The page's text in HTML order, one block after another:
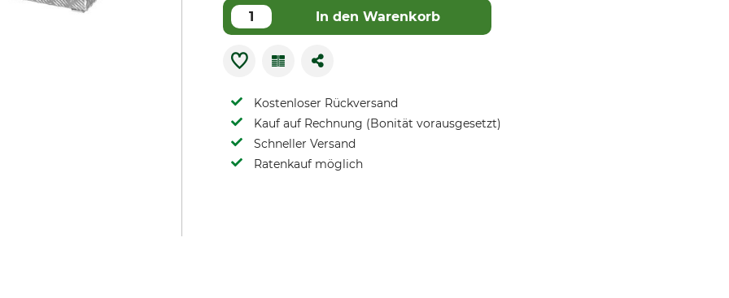
In den Warenkorb
Kostenloser Rückversand
Kauf auf Rechnung (Bonität vorausgesetzt)
Schneller Versand
Ratenkauf möglich